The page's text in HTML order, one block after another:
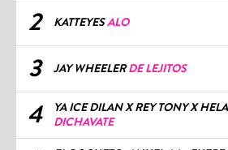
2 KATTEYESALO
3 JAY WHEELERDE LEJITOS
4
YA ICE DILAN X REY TONY X
DICHAVATE